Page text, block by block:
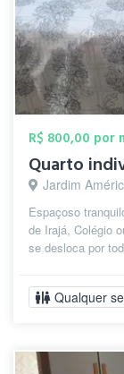
R$ 800,00 por
Quarto
Jardim
Espaçoso
de Irajá, Colégio
se desloca por
Qualquer